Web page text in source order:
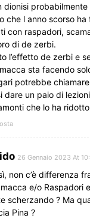
dionisi
che l anno scorso
con raspadori,
di de zerbi.
l’effetto de zerbi e
sta facendo
potrebbe
dare un paio di
che lo ha
26 Gennaio 2023 At
non c’è differenza
e/o Raspadori
scherzando ? Ma
Pina ?